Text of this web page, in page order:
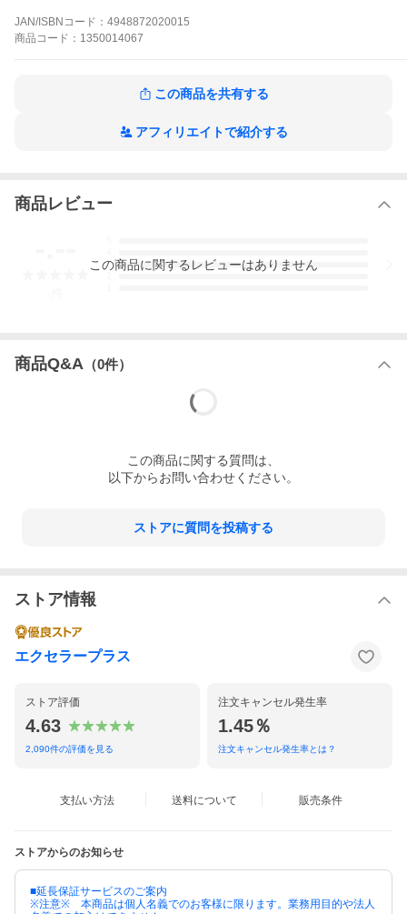
対応機種:PlayStation Vita
プレイ人数:1人
CERO:C (15才以上対象)
場合がございますので、商品状態につきましては表記の内容を
JAN/ISBNコード： 4948872020015
商品 コード： 1350014067
この商品を共有する
アフィリエイトで紹介する
商品レビュー
3
この商品に関するレビューはありません
商品Q&A （0件）
この商品に関する質問は、
以下からお問い合わせください。
ストアに質問を投稿する
ストア情報
エクセラープラス
ストア評価
4.63
2,090件の評価を見る
注文キャンセル発生率
1.45％
注文キャンセル発生率とは？
支払い方法 送料について 販売条件
ストアからのお知らせ
■延長保証サービスのご案内
※注意※ 本商品は個人名義でのお客様に限ります。業務用目的や法人